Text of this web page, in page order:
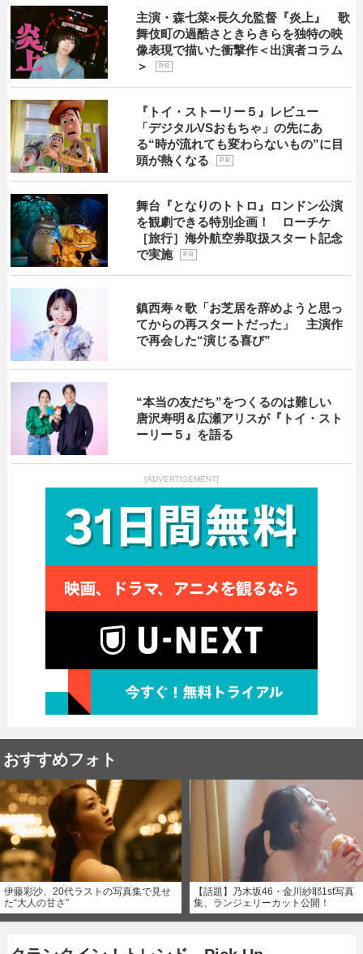
主演・森七菜×長久允監督『炎上』 歌
舞伎町の過酷さときらきらを独特の映
像表現で描いた衝撃作＜出演者コラム
＞
P R
『トイ・ストーリー５』レビュー
「デジタルVSおもちゃ」の先にあ
る“時が流れても変わらないもの”に目
頭が熱くなる
P R
舞台『となりのトトロ』ロンドン公演
を観劇できる特別企画！ ローチケ
［旅行］海外航空券取扱スタート記念
で実施
P R
鎮西寿々歌「お芝居を辞めようと思っ
てからの再スタートだった」 主演作
で再会した“演じる喜び”
“本当の友だち”をつくるのは難しい
唐沢寿明＆広瀬アリスが『トイ・スト
ーリー５』を語る
[ADVERTISEMENT]
おすすめフォト
伊藤彩沙、20代ラストの写真集で見せ
た“大人の甘さ”
【話題】乃木坂46・金川紗耶1st写真
集、ランジェリーカット公開！